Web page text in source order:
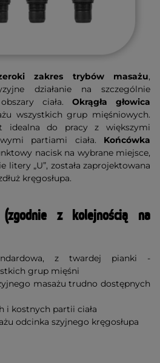
zakres trybów masażu,
działanie na szczególnie
ciała. Okrągła głowica
wszystkich grup mięśniowych.
idealna do pracy z większymi
partiami ciała. Końcówka
nacisk na wybrane miejsce,
litery „U”, została zaprojektowana
kręgosłupa.
(zgodnie z kolejnością na
z twardej pianki -
grup mięśni
masażu trudno dostępnych
i kostnych partii ciała
odcinka szyjnego kręgosłupa